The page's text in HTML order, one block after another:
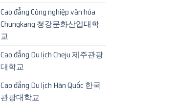
Cao đẳng Công nghiệp văn hóa
Chungkang 청강문화산업대학
교
Cao đẳng Du lịch Cheju 제주관광
대학교
Cao đẳng Du lịch Hàn Quốc 한국
관광대학교